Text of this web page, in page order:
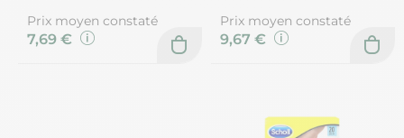
Prix moyen constaté
7,69 €
Prix moyen constaté
9,67 €